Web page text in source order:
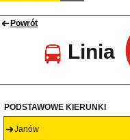
Powrót
Linia
PODSTAWOWE KIERUNKI
Janów